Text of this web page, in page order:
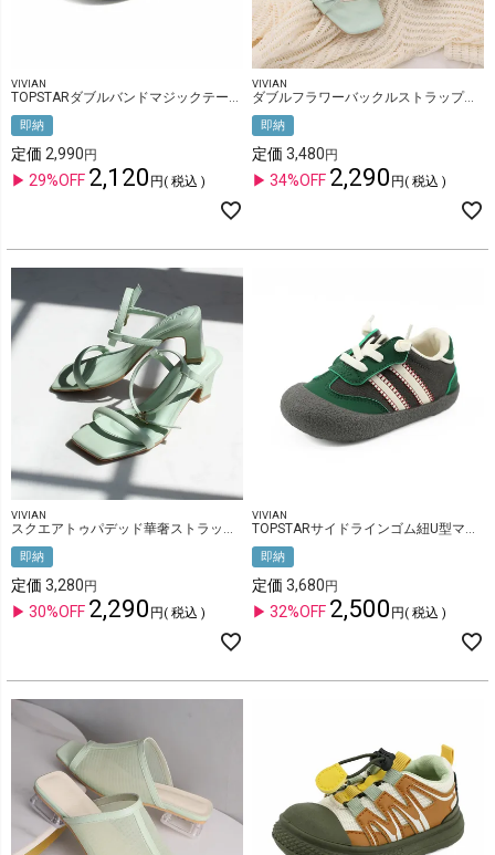
VIVIAN
即納
定価 2,990
29%OFF 2,120 税込
VIVIAN
ダブルフラワーバックルストラップミュールサンダル
即納
定価 3,480
34%OFF 2,290 税込
VIVIAN
即納
定価 3,280
30%OFF 2,290 税込
VIVIAN
即納
定価 3,680
32%OFF 2,500 税込